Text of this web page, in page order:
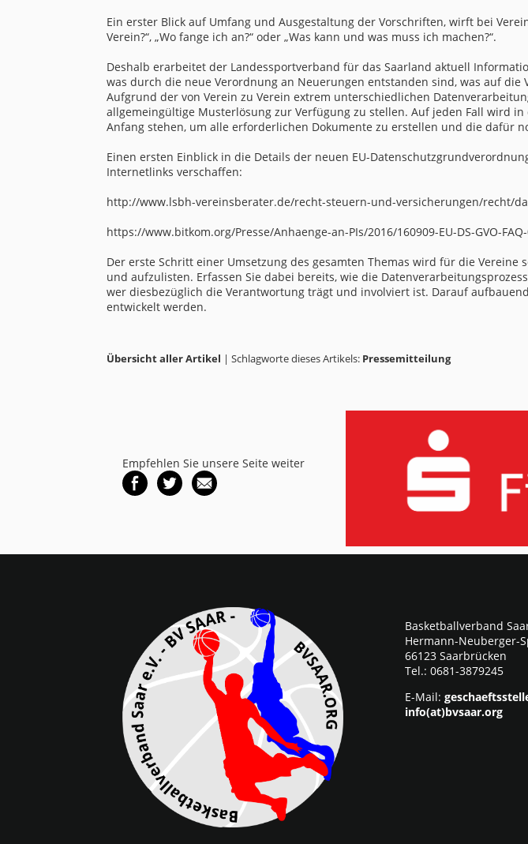
Ein erster Blick auf Umfang und Ausgestaltung der Vorschriften, wirft bei
Verein?“, „Wo fange ich an?“ oder „Was kann und was muss ich machen?“.
Deshalb erarbeitet der Landessportverband für das Saarland aktuell
was durch die neue Verordnung an Neuerungen entstanden sind, was auf
Aufgrund der von Verein zu Verein extrem unterschiedlichen
allgemeingültige Musterlösung zur Verfügung zu stellen. Auf jeden Fall wird
Anfang stehen, um alle erforderlichen Dokumente zu erstellen und die dafür
Einen ersten Einblick in die Details der neuen EU-
Internetlinks verschaffen:
http://www.lsbh-vereinsberater.de/recht-steuern-und-versicherungen/recht/
https://www.bitkom.org/Presse/Anhaenge-an-PIs/2016/160909-EU-DS-GVO-
Der erste Schritt einer Umsetzung des gesamten Themas wird für die
und aufzulisten. Erfassen Sie dabei bereits, wie die
wer diesbezüglich die Verantwortung trägt und involviert ist. Darauf
entwickelt werden.
Übersicht aller Artikel | Schlagworte dieses Artikels: Pressemitteilung
Empfehlen Sie unsere Seite weiter
Basketballverband
Hermann-Neuberger-
66123 Saarbrücken
Tel.: 0681-3879245
E-Mail:
info(at)bvsaar.org